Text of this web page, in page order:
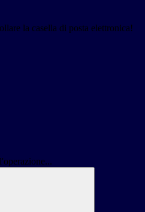
la casella di posta elettronica!